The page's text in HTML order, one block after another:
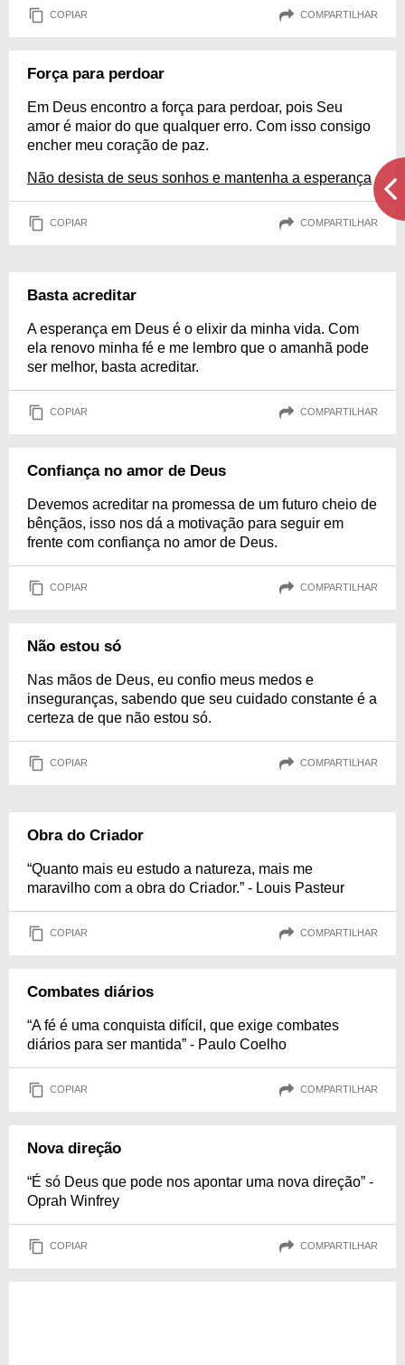
COPIAR COMPARTILHAR
Força para perdoar
Em Deus encontro a força para perdoar, pois Seu
amor é maior do que qualquer erro. Com isso consigo
encher meu coração de paz.
Não desista de seus sonhos e mantenha a esperança
COPIAR COMPARTILHAR
Basta acreditar
A esperança em Deus é o elixir da minha vida. Com
ela renovo minha fé e me lembro que o amanhã pode
ser melhor, basta acreditar.
COPIAR COMPARTILHAR
Confiança no amor de Deus
Devemos acreditar na promessa de um futuro cheio de
bênçãos, isso nos dá a motivação para seguir em
frente com confiança no amor de Deus.
COPIAR COMPARTILHAR
Não estou só
Nas mãos de Deus, eu confio meus medos e
inseguranças, sabendo que seu cuidado constante é a
certeza de que não estou só.
COPIAR COMPARTILHAR
Obra do Criador
“Quanto mais eu estudo a natureza, mais me
maravilho com a obra do Criador.” - Louis Pasteur
COPIAR COMPARTILHAR
Combates diários
“A fé é uma conquista difícil, que exige combates
diários para ser mantida” - Paulo Coelho
COPIAR COMPARTILHAR
Nova direção
“É só Deus que pode nos apontar uma nova direção” -
Oprah Winfrey
COPIAR COMPARTILHAR